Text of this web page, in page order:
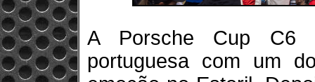
A Porsche Cup C6
portuguesa com um